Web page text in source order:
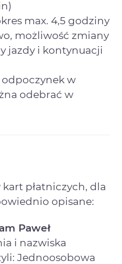
max. 4,5 godziny
możliwość zmiany
jazdy i kontynuacji
w
odebrać w
płatniczych, dla
opisane:
Paweł
i nazwiska
Jednoosobowa